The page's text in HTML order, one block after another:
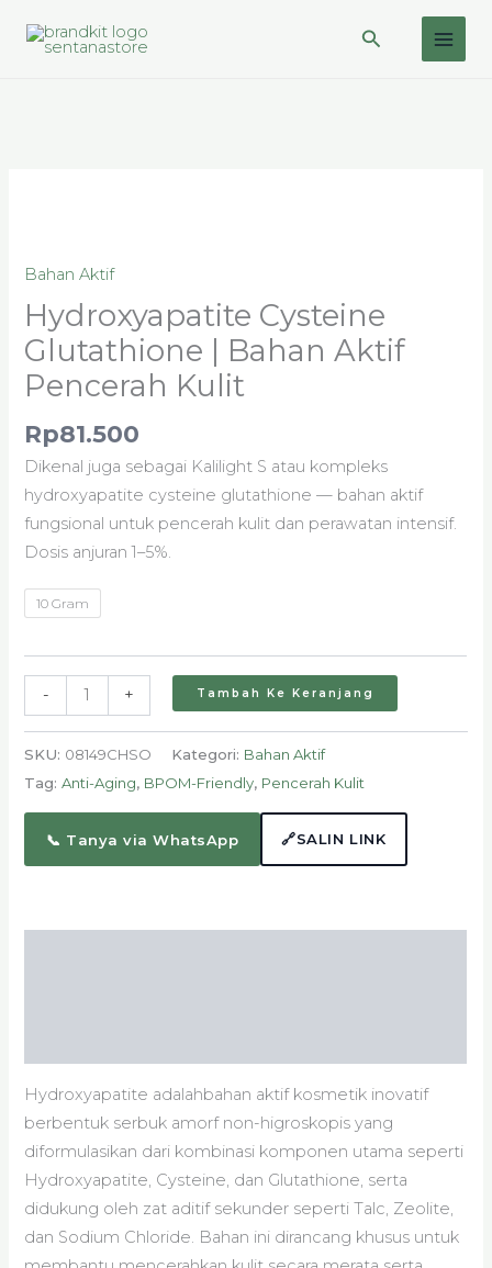
Cari
Bahan Aktif
Hydroxyapatite Cysteine
Glutathione | Bahan Aktif
Pencerah Kulit
Rp81.500
Dikenal juga sebagai Kalilight S atau kompleks
hydroxyapatite cysteine glutathione — bahan aktif
fungsional untuk pencerah kulit dan perawatan intensif.
Dosis anjuran 1–5%.
10 Gram
-
Glutathione
|
Bahan
Aktif
Pencerah
+ Tambah Ke Keranjang
SKU: 08149CHSO Kategori: Bahan Aktif
Tag:Anti-Aging, BPOM-Friendly, Pencerah Kulit
📞 Tanya via WhatsApp 🔗SALIN LINK
Hydroxyapatite adalahbahan aktif kosmetik inovatif
berbentuk serbuk amorf non-higroskopis yang
diformulasikan dari kombinasi komponen utama seperti
Hydroxyapatite, Cysteine, dan Glutathione, serta
didukung oleh zat aditif sekunder seperti Talc, Zeolite,
dan Sodium Chloride. Bahan ini dirancang khusus untuk